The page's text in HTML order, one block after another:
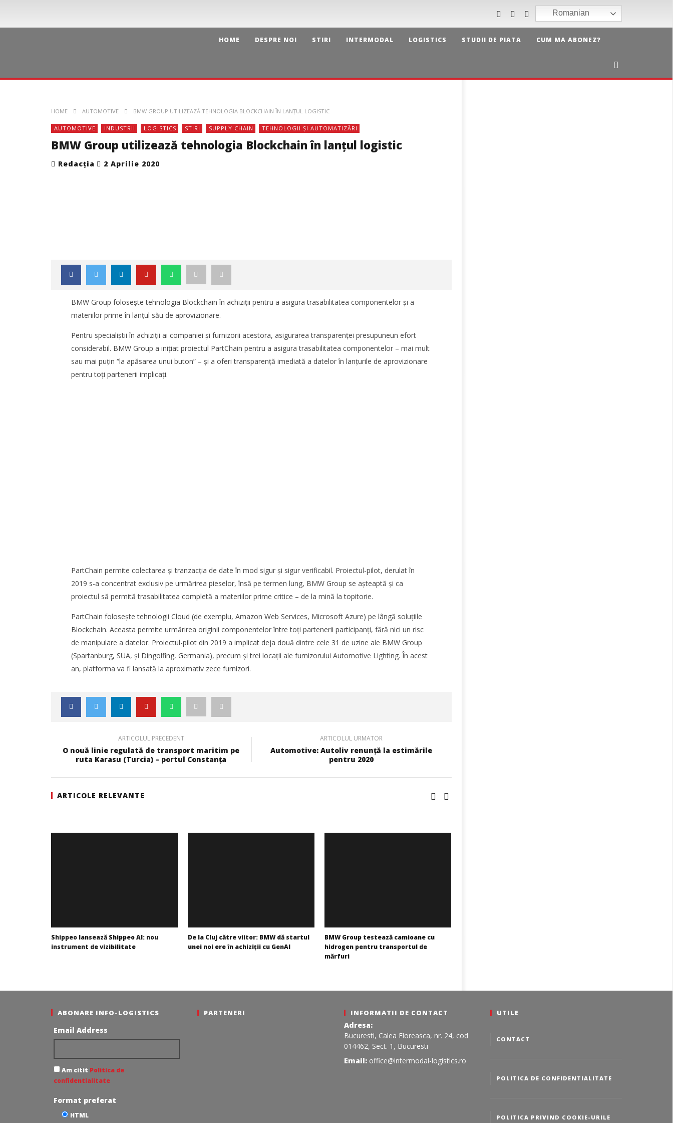
Romanian
HOME DESPRE NOI STIRI INTERMODAL LOGISTICS STUDII DE PIATA CUM MA ABONEZ?
HOME AUTOMOTIVE BMW GROUP UTILIZEAZĂ TEHNOLOGIA BLOCKCHAIN ÎN LANȚUL LOGISTIC
AUTOMOTIVE INDUSTRII LOGISTICS STIRI SUPPLY CHAIN TEHNOLOGII ȘI AUTOMATIZĂRI
BMW Group utilizează tehnologia Blockchain în lanțul logistic
Redacția 2 Aprilie 2020
Cererea de spații industriale și
logistice din România a crescut cu
achiziție a Cargus
Redacția
piața europeană și investește în
noi proiecte logistice din România
Redacția
BMW Group foloseşte tehnologia Blockchain în achiziţii pentru a asigura trasabilitatea componentelor şi a
materiilor prime în lanțul său de aprovizionare.
Pentru specialiştii în achiziţii ai companiei şi furnizorii acestora, asigurarea transparenţei presupuneun efort
considerabil. BMW Group a iniţiat proiectul PartChain pentru a asigura trasabilitatea componentelor – mai mult
sau mai puţin “la apăsarea unui buton” – şi a oferi transparenţă imediată a datelor în lanţurile de aprovizionare
pentru toţi partenerii implicaţi.
PartChain permite colectarea şi tranzacţia de date în mod sigur şi sigur verificabil. Proiectul-pilot, derulat în
2019 s-a concentrat exclusiv pe urmărirea pieselor, însă pe termen lung, BMW Group se aşteaptă şi ca
proiectul să permită trasabilitatea completă a materiilor prime critice – de la mină la topitorie.
PartChain foloseşte tehnologii Cloud (de exemplu, Amazon Web Services, Microsoft Azure) pe lângă soluţiile
Blockchain. Aceasta permite urmărirea originii componentelor între toţi partenerii participanţi, fără nici un risc
de manipulare a datelor. Proiectul-pilot din 2019 a implicat deja două dintre cele 31 de uzine ale BMW Group
(Spartanburg, SUA, şi Dingolfing, Germania), precum şi trei locaţii ale furnizorului Automotive Lighting. În acest
an, platforma va fi lansată la aproximativ zece furnizori.
ARTICOLUL PRECEDENT
O nouă linie regulată de transport maritim pe
ruta Karasu (Turcia) – portul Constanța
ARTICOLUL URMATOR
Automotive: Autoliv renunță la estimările
pentru 2020
ARTICOLE RELEVANTE
Shippeo lansează Shippeo AI: nou
instrument de vizibilitate
De la Cluj către viitor: BMW dă startul
unei noi ere în achiziții cu GenAI
BMW Group testează camioane cu
hidrogen pentru transportul de
mărfuri
ABONARE INFO-LOGISTICS
Email Address
Am citit Politica de
confidentialitate
Format preferat
HTML
PARTENERI INFORMATII DE CONTACT
Adresa:
Bucuresti, Calea Floreasca, nr. 24, cod
014462, Sect. 1, Bucuresti
Email:office@intermodal-logistics.ro
UTILE
CONTACT
POLITICA DE CONFIDENTIALITATE
POLITICA PRIVIND COOKIE-URILE